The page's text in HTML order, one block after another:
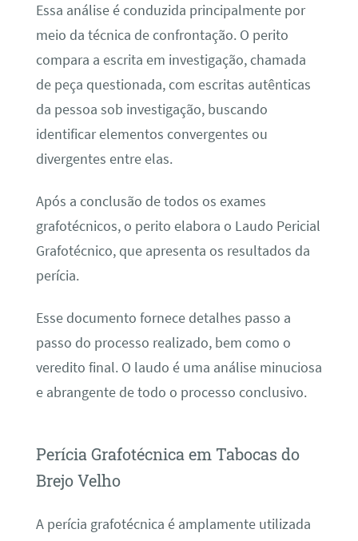
Essa análise é conduzida principalmente por
meio da técnica de confrontação. O perito
compara a escrita em investigação, chamada
de peça questionada, com escritas autênticas
da pessoa sob investigação, buscando
identificar elementos convergentes ou
divergentes entre elas.
Após a conclusão de todos os exames
grafotécnicos, o perito elabora o Laudo Pericial
Grafotécnico, que apresenta os resultados da
perícia.
Esse documento fornece detalhes passo a
passo do processo realizado, bem como o
veredito final. O laudo é uma análise minuciosa
e abrangente de todo o processo conclusivo.
Perícia Grafotécnica em Tabocas do
Brejo Velho
A perícia grafotécnica é amplamente utilizada